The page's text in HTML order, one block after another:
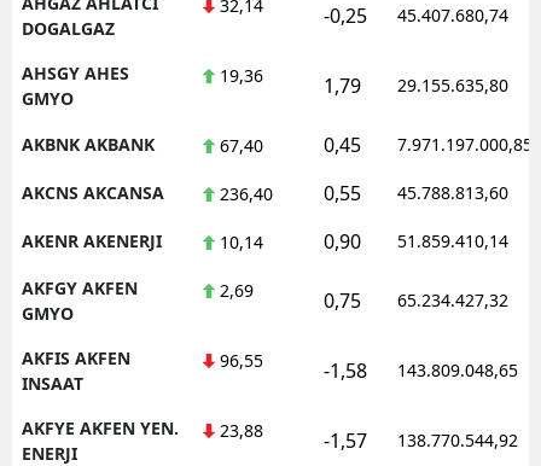
DOGALGAZ
32,14 -0,25 45.407.680,74
AHSGY AHES
GMYO
19,36 1,79 29.155.635,80
AKBNK AKBANK 67,40 0,45 7.971.197.000,85
AKCNS AKCANSA 236,40 0,55 45.788.813,60
AKENR AKENERJI 10,14 0,90 51.859.410,14
AKFGY AKFEN
GMYO
2,69 0,75 65.234.427,32
AKFIS AKFEN
INSAAT
96,55 -1,58 143.809.048,65
AKFYE AKFEN YEN.
ENERJI
23,88 -1,57 138.770.544,92